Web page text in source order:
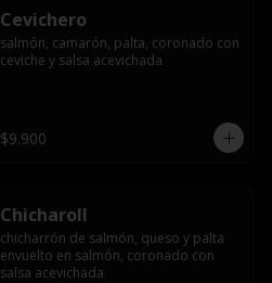
Cevichero
salmón, camarón, palta, coronado con
ceviche y salsa acevichada
$9.900
Chicharoll
chicharrón de salmón, queso y palta
envuelto en salmón, coronado con
salsa acevichada